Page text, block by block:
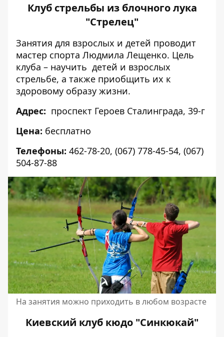
Клуб стрельбы из блочного лука
"Стрелец"
Занятия для взрослых и детей проводит
мастер спорта Людмила Лещенко. Цель
клуба – научить детей и взрослых
стрельбе, а также приобщить их к
здоровому образу жизни.
Адрес: проспект Героев Сталинграда, 39-г
Цена: бесплатно
Телефоны: 462-78-20, (067) 778-45-54, (067)
504-87-88
На занятия можно приходить в любом возрасте
Киевский клуб кюдо "Синкюкай"